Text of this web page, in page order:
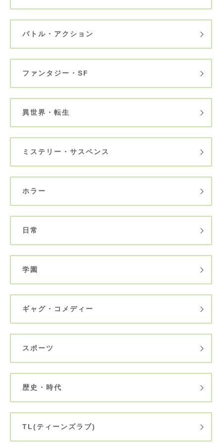
バトル・アクション
ファンタジー・SF
異世界・転生
ミステリー・サスペンス
ホラー
日常
学園
ギャグ・コメディー
スポーツ
歴史・時代
TL(ティーンズラブ)